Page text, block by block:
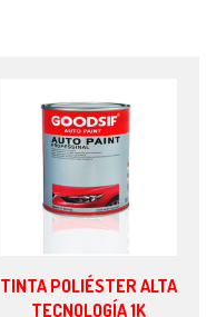
TINTA POLIÉSTER ALTA
TECNOLOGÍA 1K